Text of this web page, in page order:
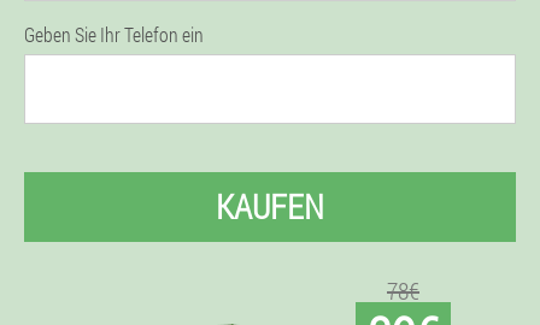
Geben Sie Ihr Telefon ein
KAUFEN
78€